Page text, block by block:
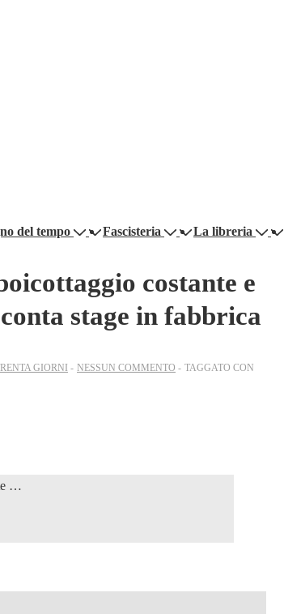
del tempo Fascisteria La libreria
costante e
stage in fabbrica
GIORNI NESSUN COMMENTO
TAGGATO CON
…